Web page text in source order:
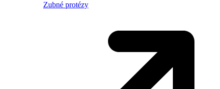
Zubné protézy